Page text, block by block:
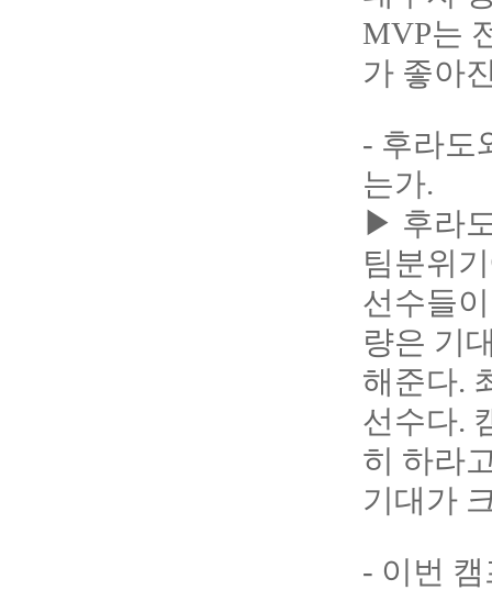
MVP는
가 좋아
- 후라도
는가.
▶ 후라
팀분위
선수들
량은 기
해준다.
선수다.
히 하라
기대가
- 이번